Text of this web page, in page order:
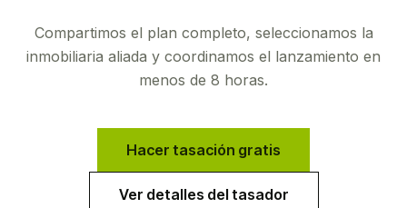
Compartimos el plan completo, seleccionamos la
inmobiliaria aliada y coordinamos el lanzamiento en
menos de 8 horas.
Hacer tasación gratis
Ver detalles del tasador